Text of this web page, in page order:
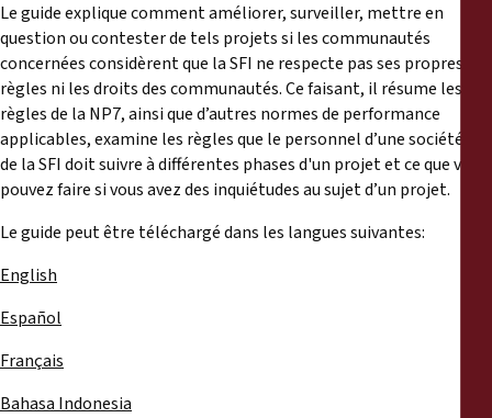
Declarations
Annual Reports
Le guide explique comment améliorer, surveiller, mettre en
question ou contester de tels projets si les communautés
concernées considèrent que la SFI ne respecte pas ses propres
règles ni les droits des communautés. Ce faisant, il résume les
règles de la NP7, ainsi que d’autres normes de performance
applicables, examine les règles que le personnel d’une société ou
de la SFI doit suivre à différentes phases d'un projet et ce que vous
pouvez faire si vous avez des inquiétudes au sujet d’un projet.
Le guide peut être téléchargé dans les langues suivantes:
English
Español
Français
Bahasa Indonesia